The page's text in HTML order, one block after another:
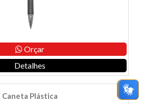
Orçar
Detalhes
Caneta Plástica